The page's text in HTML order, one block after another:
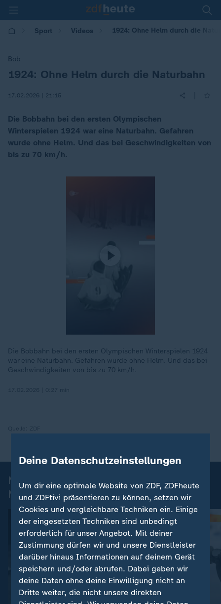
Sport Videos 1924: Ohne Helm durch die
Bob
:1924: Ohne Helm durch die Naturbahn
17.02.2026 | 21:15
Die Bobbahn bei den ersten Olympischen
Winterspielen 1924 war eine Naturbahn. Gefahren
wurde ohne Helm. Und das bei Geschwindigkeiten von
bis zu 70 km/h.
Die Bobbahn bei den ersten Olympischen Winterspielen 1924
war eine Naturbahn. Gefahren wurde ohne Helm. Und das bei
Geschwindigkeiten von bis zu 70 km/h.
Mehr zu Olympia 2026 in
Mailand/Cortina
Deine Datenschutzeinstellungen
Um dir eine optimale Website von ZDF, ZDFheute
und ZDFtivi präsentieren zu können, setzen wir
Cookies und vergleichbare Techniken ein. Einige
der eingesetzten Techniken sind unbedingt
erforderlich für unser Angebot. Mit deiner
Zustimmung dürfen wir und unsere Dienstleister
darüber hinaus Informationen auf deinem Gerät
speichern und/oder abrufen. Dabei geben wir
deine Daten ohne deine Einwilligung nicht an
Dritte weiter, die nicht unsere direkten